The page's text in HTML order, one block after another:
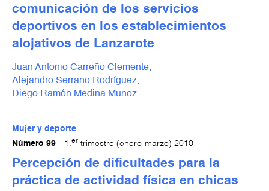
comunicación de los servicios
deportivos en los establecimientos
alojativos de Lanzarote
Juan Antonio Carreño Clemente,
Alejandro Serrano Rodríguez,
Diego Ramón Medina Muñoz
Mujer y deporte
Número 99
1.er trimestre (enero-marzo) 2010
Percepción de dificultades para la
práctica de actividad física en chicas